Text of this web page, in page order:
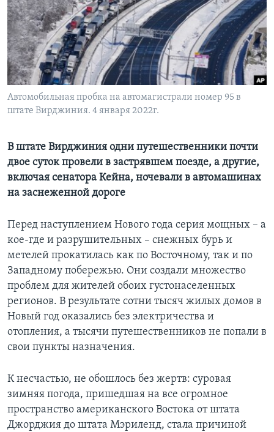
Learning English
СОЦИАЛЬНЫЕ СЕТИ
Языки
Автомобильная пробка на автомагистрали номер 95 в
штате Вирджиния. 4 января 2022г.
В штате Вирджиния одни путешественники почти
двое суток провели в застрявшем поезде, а другие,
включая сенатора Кейна, ночевали в автомашинах
на заснеженной дороге
Перед наступлением Нового года серия мощных – а
кое-где и разрушительных – снежных бурь и
метелей прокатилась как по Восточному, так и по
Западному побережью. Они создали множество
проблем для жителей обоих густонаселенных
регионов. В результате сотни тысяч жилых домов в
Новый год оказались без электричества и
отопления, а тысячи путешественников не попали в
свои пункты назначения.
К несчастью, не обошлось без жертв: суровая
зимняя погода, пришедшая на все огромное
пространство американского Востока от штата
Джорджия до штата Мэриленд, стала причиной